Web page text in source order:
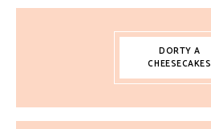
DORTY A
CHEESECAKES